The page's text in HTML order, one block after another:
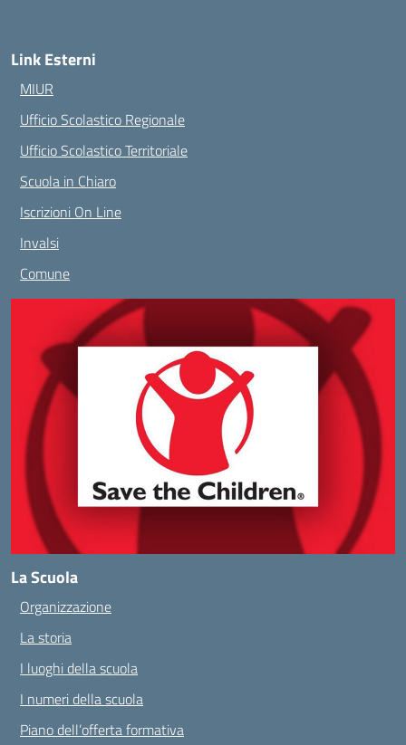
Link Esterni
MIUR
Ufficio Scolastico Regionale
Ufficio Scolastico Territoriale
Scuola in Chiaro
Iscrizioni On Line
Invalsi
Comune
La Scuola
Organizzazione
La storia
I luoghi della scuola
I numeri della scuola
Piano dell’offerta formativa